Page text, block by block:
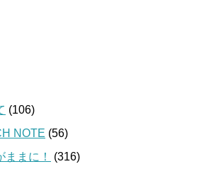
(106)
NOTE (56)
まに！
(316)